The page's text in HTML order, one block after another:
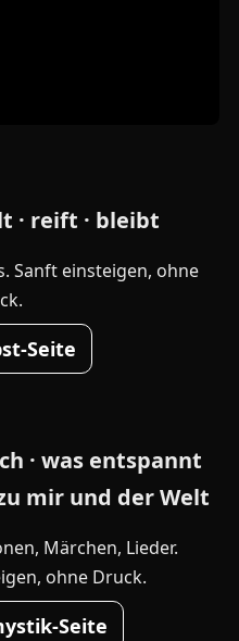
· reift · bleibt
Sanft einsteigen, ohne
Seite
· was entspannt
mir und der Welt
Märchen, Lieder.
ohne Druck.
Seite